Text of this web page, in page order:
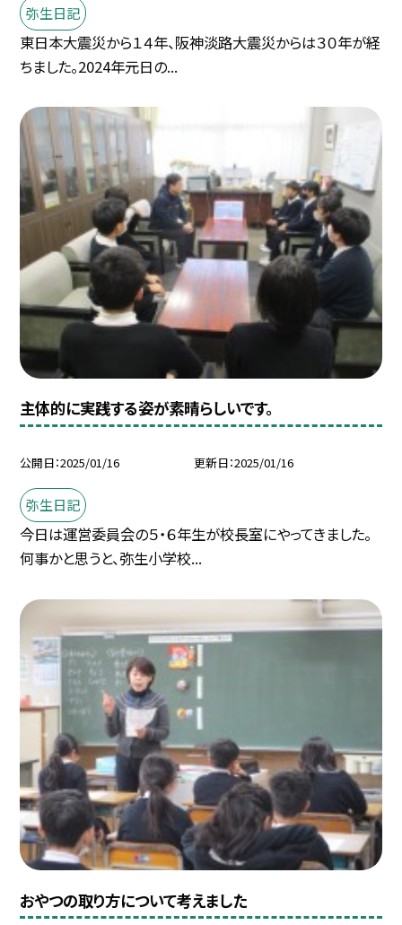
弥生日記
東日本大震災から１４年、阪神淡路大震災からは３０年が経
ちました。2024年元日の...
主体的に実践する姿が素晴らしいです。
公開日 2025/01/16 更新日 2025/01/16
弥生日記
今日は運営委員会の５・６年生が校長室にやってきました。
何事かと思うと、弥生小学校...
おやつの取り方について考えました